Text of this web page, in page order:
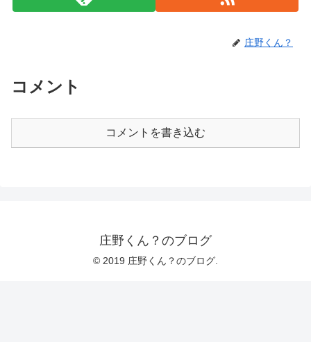
庄野くん？
コメント
コメントを書き込む
庄野くん？のブログ
© 2019 庄野くん？のブログ.